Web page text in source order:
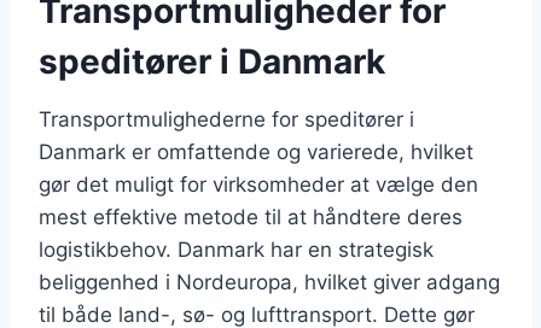
Transportmuligheder for
speditører i Danmark
Transportmulighederne for speditører i
Danmark er omfattende og varierede, hvilket
gør det muligt for virksomheder at vælge den
mest effektive metode til at håndtere deres
logistikbehov. Danmark har en strategisk
beliggenhed i Nordeuropa, hvilket giver adgang
til både land-, sø- og lufttransport. Dette gør